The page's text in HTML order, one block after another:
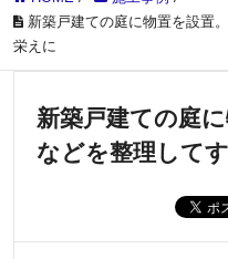
新築戸建ての庭に物置を設置
栄えに
新築戸建ての庭
などを整理して